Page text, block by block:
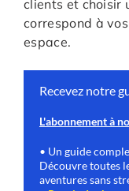
clients et choisir
correspond à
espace.